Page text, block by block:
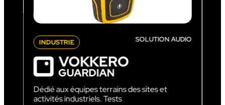
INDUSTRIE SOLUTION AUDIO
Dédié aux équipes terrains des sites et
activités industriels. Tests